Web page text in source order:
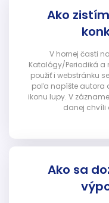
Ako
V hornej časti
Katalógy/Periodiká a
použiť i webstránku
poľa napíšte autora
ikonu lupy. V
danej chvíli
Ako sa